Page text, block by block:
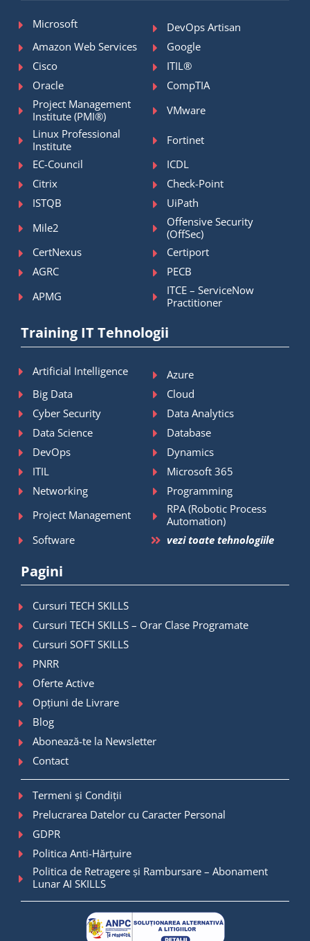
Microsoft
DevOps Artisan
Amazon Web Services
Google
Cisco
ITIL®
Oracle
CompTIA
Project Management
Institute (PMI®)
VMware
Linux Professional
Institute
Fortinet
EC-Council
ICDL
Citrix
Check-Point
ISTQB
UiPath
Mile2
Offensive Security
(OffSec)
CertNexus
Certiport
AGRC
PECB
APMG
ITCE – ServiceNow
Practitioner
Training IT Tehnologii
Artificial Intelligence
Azure
Big Data
Cloud
Cyber Security
Data Analytics
Data Science
Database
DevOps
Dynamics
ITIL
Microsoft 365
Networking
Programming
Project Management
RPA (Robotic Process
Automation)
Software
vezi toate tehnologiile
Pagini
Cursuri TECH SKILLS
Cursuri TECH SKILLS – Orar Clase Programate
Cursuri SOFT SKILLS
PNRR
Oferte Active
Opțiuni de Livrare
Blog
Abonează-te la Newsletter
Contact
Termeni și Condiții
Prelucrarea Datelor cu Caracter Personal
GDPR
Politica Anti-Hărțuire
Politica de Retragere și Rambursare – Abonament
Lunar AI SKILLS